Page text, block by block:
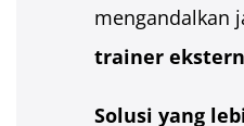
mengandalkan
trainer
Solusi yang